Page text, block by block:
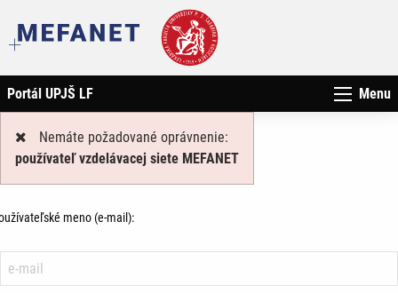
Portál UPJŠ LF Menu
Nemáte požadované oprávnenie:
používateľ vzdelávacej siete MEFANET
meno (e-mail):